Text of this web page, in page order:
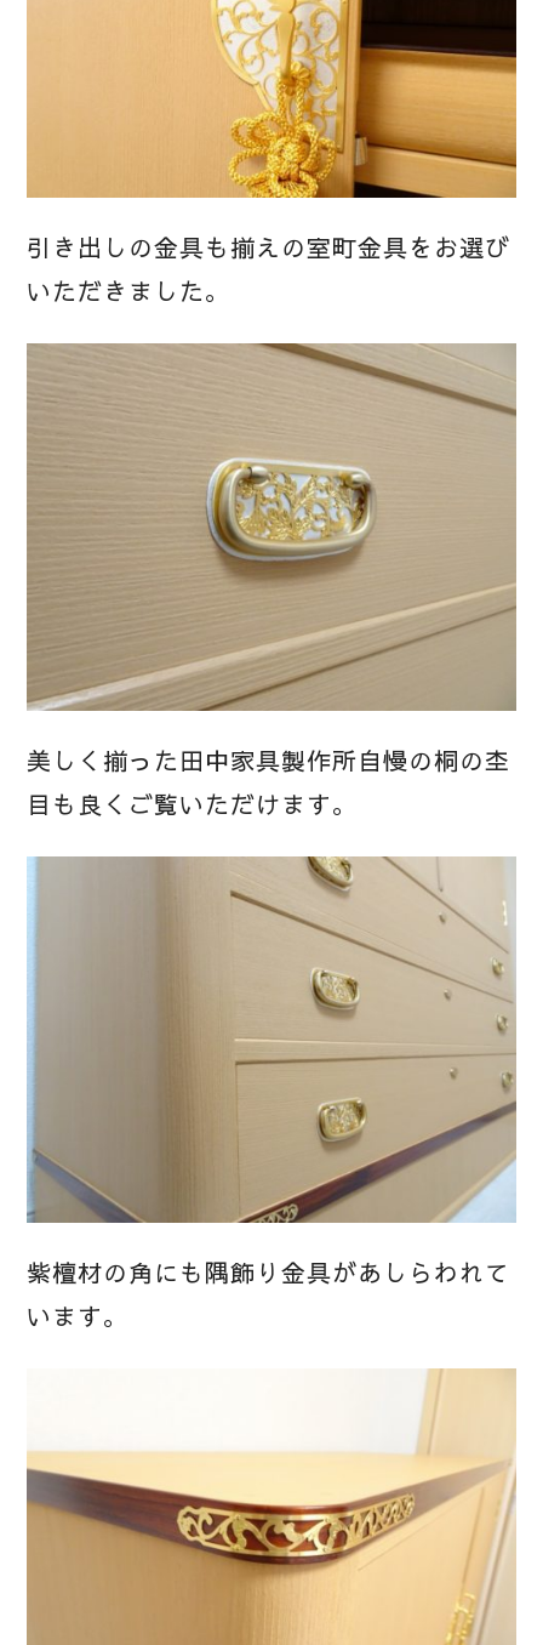
引き出しの金具も揃えの室町金具をお選び
いただきました。
美しく揃った田中家具製作所自慢の桐の杢
目も良くご覧いただけます。
紫檀材の角にも隅飾り金具があしらわれて
います。